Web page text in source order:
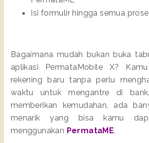
Isi formulir hingga semua
Bagaimana mudah bukan buka
aplikasi PermataMobile X?
rekening baru tanpa perlu
waktu untuk mengantre di
memberikan kemudahan, ada
menarik yang bisa kamu
menggunakan PermataME.